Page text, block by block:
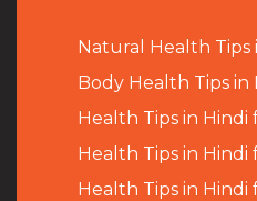
Natural Health Tips
Body Health Tips in
Health Tips in Hindi
Health Tips in Hindi
Health Tips in Hindi